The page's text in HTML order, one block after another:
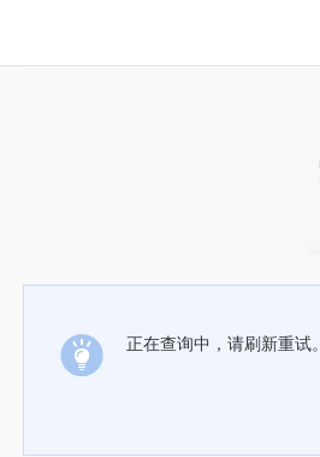
正在查询中，请刷新重试。